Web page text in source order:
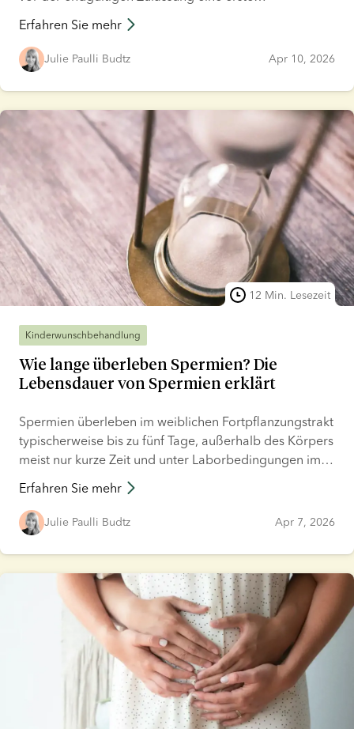
Samenanalyse, ein psychosoziales Gespräch, eine
Gesundheitsuntersuchung sowie einen
Profilfragebogen. Da viele Menschen Fragen dazu
haben, was vor, während und nach der Spende
geschieht, haben wir einen umfassenden Leitfaden
zusammengestellt, der alles enthält, was Sie wissen
müssen.
Erfahren Sie mehr
Julie Paulli Budtz Apr 10, 2026
12 Min. Lesezeit
Kinderwunschbehandlung
Wie lange überleben Spermien? Die
Lebensdauer von Spermien erklärt
Spermien überleben im weiblichen Fortpflanzungstrakt
typischerweise bis zu fünf Tage, außerhalb des Körpers
meist nur kurze Zeit und unter Laborbedingungen im
gefrorenen Zustand über viele Jahre. Verschiedene
Faktoren beeinflussen jedoch in all diesen Fällen die
Lebensdauer der Spermien. Dieser Artikel beantwortet
häufige Fragen zur Lebensdauer von Spermien und
erklärt, was dies für die Empfängnis und eine
Schwangerschaft bedeutet.
Erfahren Sie mehr
Julie Paulli Budtz Apr 7, 2026